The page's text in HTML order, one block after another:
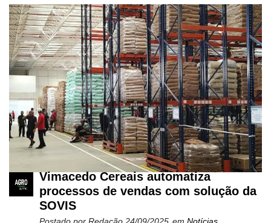
ONE
CHB
Vimacedo Cereais automatiza
processos de vendas com solução da
SOVIS